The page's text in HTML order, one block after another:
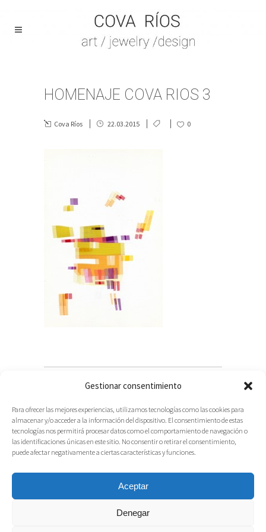
Gestionar consentimiento
Para ofrecer las mejores experiencias, utilizamos tecnologías como las cookies para
almacenar y/o acceder a la información del dispositivo. El consentimiento de estas
tecnologías nos permitirá procesar datos como el comportamiento de navegación o
las identificaciones únicas en este sitio. No consentir o retirar el consentimiento,
puede afectar negativamente a ciertas características y funciones.
Aceptar
Denegar
HOMENAJE COVA RIOS 3
Cova Ríos 22.03.2015 0